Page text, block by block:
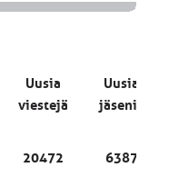
Uusia
viestejä
Uusia
jäseniä
20472 6387